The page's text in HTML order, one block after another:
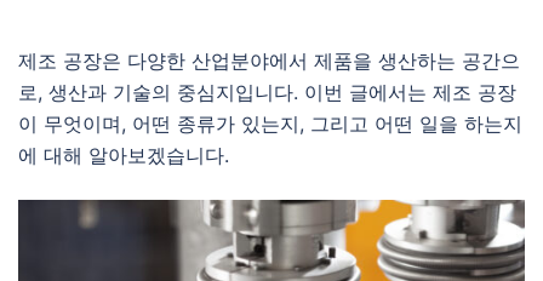
제조 공장은 다양한 산업분야에서 제품을 생산하는 공간으
로, 생산과 기술의 중심지입니다. 이번 글에서는 제조 공장
이 무엇이며, 어떤 종류가 있는지, 그리고 어떤 일을 하는지
에 대해 알아보겠습니다.